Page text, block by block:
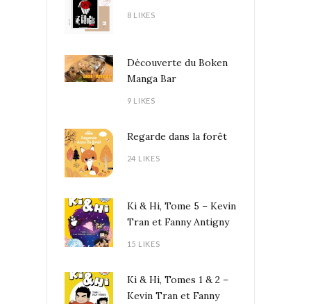
8 LIKES
Découverte du Boken
Manga Bar
9 LIKES
Regarde dans la forêt
24 LIKES
Ki & Hi, Tome 5 – Kevin
Tran et Fanny Antigny
15 LIKES
Ki & Hi, Tomes 1 & 2 –
Kevin Tran et Fanny